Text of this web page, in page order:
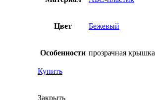
Цвет Бежевый
Особенности прозрачная крышка
Купить
Закрыть